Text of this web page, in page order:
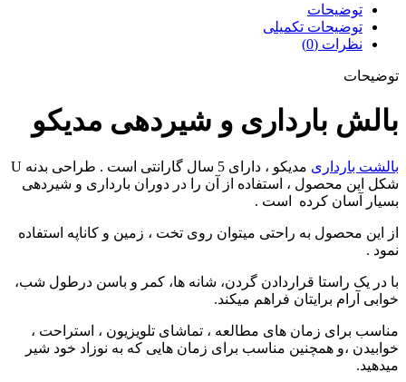
توضیحات
توضیحات تکمیلی
نظرات (0)
توضیحات
بالش بارداری و شیردهی مدیکو
بالشت بارداری
مدیکو ، دارای 5 سال گارانتی است . طراحی بدنه U
شکل این محصول ، استفاده از آن را در دوران بارداری و شیردهی
بسیار آسان کرده است .
از این محصول به راحتی میتوان روی تخت ، زمین و کاناپه استفاده
نمود .
با در یک راستا قراردادن گردن، شانه ها، کمر و باسن درطول شب،
خوابی آرام برایتان فراهم میکند.
مناسب برای زمان های مطالعه ، تماشای تلویزیون ، استراحت ،
خوابیدن ،و همچنین مناسب برای زمان هایی که به نوزاد خود شیر
میدهید.